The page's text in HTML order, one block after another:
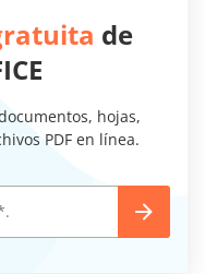
de
hojas,
PDF en línea.